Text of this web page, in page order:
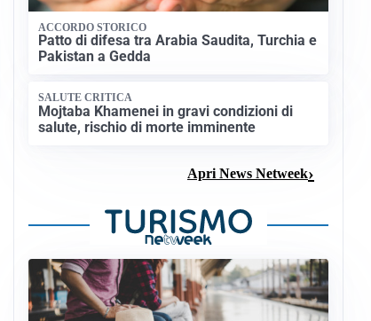
ACCORDO STORICO
Patto di difesa tra Arabia Saudita, Turchia e
Pakistan a Gedda
SALUTE CRITICA
Mojtaba Khamenei in gravi condizioni di
salute, rischio di morte imminente
Apri News Netweek